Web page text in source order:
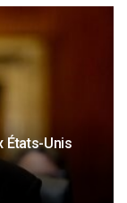
États-Unis